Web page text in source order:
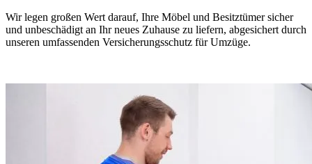
Wir legen großen Wert darauf, Ihre Möbel und Besitztümer sicher
und unbeschädigt an Ihr neues Zuhause zu liefern, abgesichert durch
unseren umfassenden Versicherungsschutz für Umzüge.